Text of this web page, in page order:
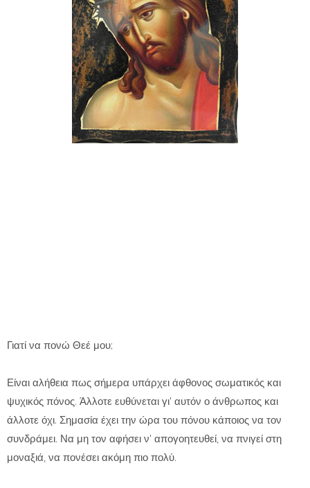
Γιατί να πονώ Θεέ μου;
Είναι αλήθεια πως σήμερα υπάρχει άφθονος σω­ματικός και
ψυχικός πόνος. Άλλοτε ευθύνεται γι' αυ­τόν ο άνθρωπος και
άλλοτε όχι. Σημασία έχει την ώ­ρα του πόνου κάποιος να τον
συνδράμει. Να μη τον α­φήσει ν' απογοητευθεί, να πνιγεί στη
μοναξιά, να πο­νέσει ακόμη πιο πολύ.